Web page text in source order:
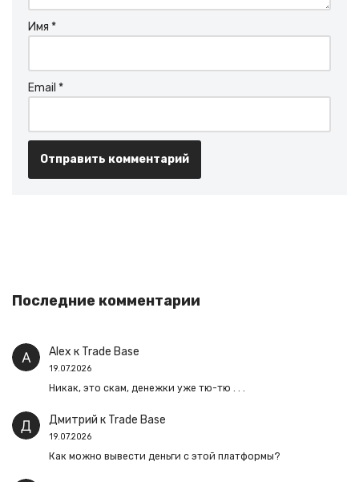
Имя *
Email *
Последние комментарии
Alex к Trade Base
19.07.2026
Никак, это скам, денежки уже тю-тю . . .
Дмитрий к Trade Base
19.07.2026
Как можно вывести деньги с этой платформы?